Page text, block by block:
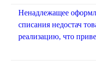
Ненадлежащее
списания недостач
реализацию, что